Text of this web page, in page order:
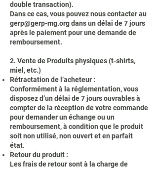
double transaction).
Dans ce cas, vous pouvez nous contacter au
gerp@gerp-mg.orgdans un délai de 7 jours
après le paiement pour une demande de
remboursement.
2. Vente de Produits physiques (t-shirts,
miel, etc.)
Rétractation de l’acheteur :
Conformément à la réglementation, vous
disposez d’un délai de 7 jours ouvrables à
compter de la réception de votre commande
pour demander un échange ou un
remboursement, à condition que le produit
soit non utilisé, non ouvert et en parfait
état.
Retour du produit :
Les frais de retour sont à la charge de